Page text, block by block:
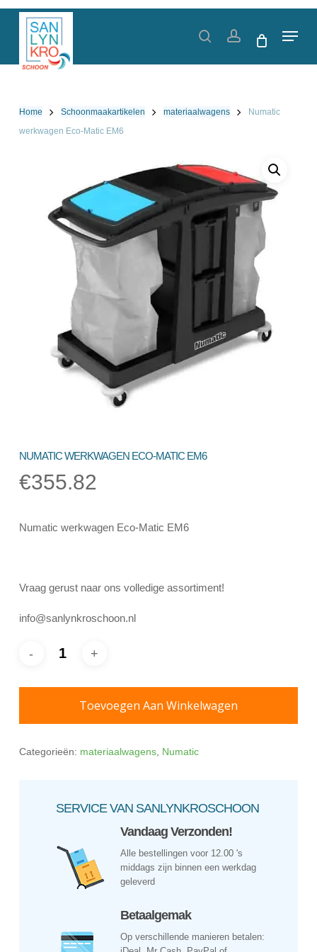
Skip
content
search account Menu
Home Schoonmaakartikelen materiaalwagens
Numatic
werkwagen Eco-Matic EM6
NUMATIC WERKWAGEN ECO-MATIC EM6
€355.82
Numatic werkwagen Eco-Matic EM6
Vraag gerust naar ons volledige assortiment!
info@sanlynkroschoon.nl
Toevoegen Aan Winkelwagen
Categorieën: materiaalwagens, Numatic
SERVICE VAN SANLYNKROSCHOON
Vandaag Verzonden!
Alle bestellingen voor 12.00 's
middags zijn binnen een werkdag
geleverd
Betaalgemak
Op verschillende manieren betalen: